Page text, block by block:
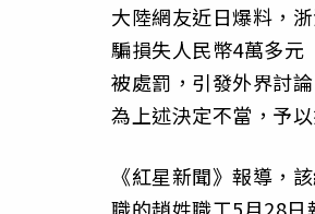
大陸網友近日爆料，
騙損失人民幣4萬多元
被處罰，引發外界討
為上述決定不當，予以
《紅星新聞》報導，